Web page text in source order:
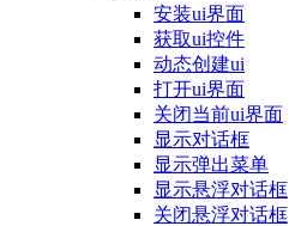
安装ui界面
获取ui控件
动态创建ui
打开ui界面
关闭当前ui界面
显示对话框
显示弹出菜单
显示悬浮对话框
关闭悬浮对话框